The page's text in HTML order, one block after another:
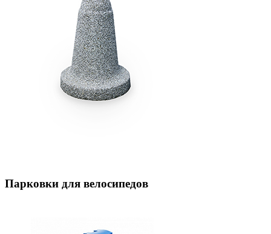
Парковки для велосипедов